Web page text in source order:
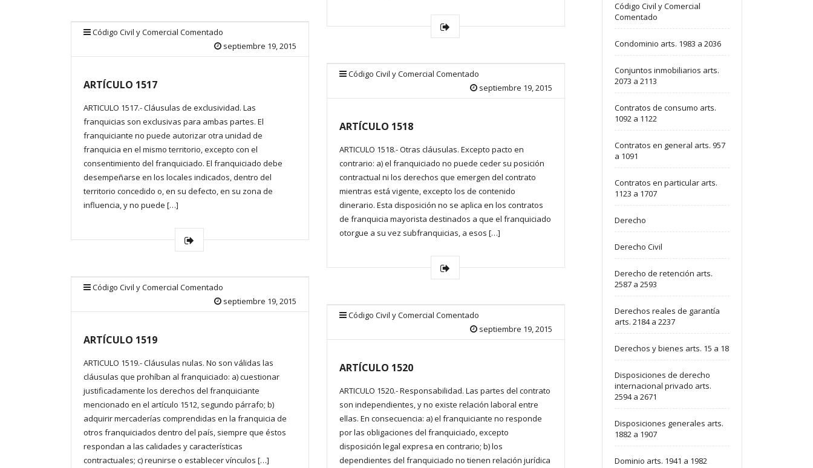
Código Civil y Comercial Comentado
septiembre 19, 2015
ARTÍCULO 1517
ARTICULO 1517.- Cláusulas de exclusividad. Las
franquicias son exclusivas para ambas partes. El
franquiciante no puede autorizar otra unidad de
franquicia en el mismo territorio, excepto con el
consentimiento del franquiciado. El franquiciado debe
desempeñarse en los locales indicados, dentro del
territorio concedido o, en su defecto, en su zona de
influencia, y no puede […]
Código Civil y Comercial Comentado
septiembre 19, 2015
ARTÍCULO 1518
ARTICULO 1518.- Otras cláusulas. Excepto pacto en
contrario: a) el franquiciado no puede ceder su posición
contractual ni los derechos que emergen del contrato
mientras está vigente, excepto los de contenido
dinerario. Esta disposición no se aplica en los contratos
de franquicia mayorista destinados a que el franquiciado
otorgue a su vez subfranquicias, a esos […]
Código Civil y Comercial Comentado
septiembre 19, 2015
ARTÍCULO 1519
ARTICULO 1519.- Cláusulas nulas. No son válidas las
cláusulas que prohíban al franquiciado: a) cuestionar
justificadamente los derechos del franquiciante
mencionado en el artículo 1512, segundo párrafo; b)
adquirir mercaderías comprendidas en la franquicia de
otros franquiciados dentro del país, siempre que éstos
respondan a las calidades y características
contractuales; c) reunirse o establecer vínculos […]
Código Civil y Comercial Comentado
septiembre 19, 2015
ARTÍCULO 1520
ARTICULO 1520.- Responsabilidad. Las partes del contrato
son independientes, y no existe relación laboral entre
ellas. En consecuencia: a) el franquiciante no responde
por las obligaciones del franquiciado, excepto
disposición legal expresa en contrario; b) los
dependientes del franquiciado no tienen relación jurídica
Código Civil y Comercial
Comentado
Condominio arts. 1983 a 2036
Conjuntos inmobiliarios arts.
2073 a 2113
Contratos de consumo arts.
1092 a 1122
Contratos en general arts. 957
a 1091
Contratos en particular arts.
1123 a 1707
Derecho
Derecho Civil
Derecho de retención arts.
2587 a 2593
Derechos reales de garantía
arts. 2184 a 2237
Derechos y bienes arts. 15 a 18
Disposiciones de derecho
internacional privado arts.
2594 a 2671
Disposiciones generales arts.
1882 a 1907
Dominio arts. 1941 a 1982